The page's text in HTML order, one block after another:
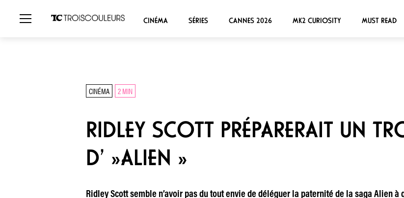
CINÉMA SÉRIES CANNES 2026 MK2 CURIOSITY MUST READ
CINÉMA 2 MIN
RIDLEY SCOTT PRÉPARERAIT UN
D’ »ALIEN »
Ridley Scott semble n’avoir pas du tout envie de déléguer la paternité de la saga Alien à